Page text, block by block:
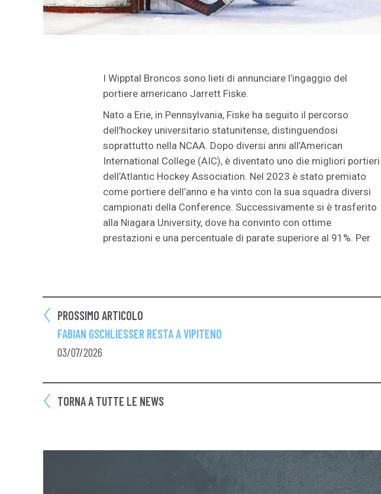
I Wipptal Broncos sono lieti di annunciare l’ingaggio del
portiere americano Jarrett Fiske.
Nato a Erie, in Pennsylvania, Fiske ha seguito il percorso
dell’hockey universitario statunitense, distinguendosi
soprattutto nella NCAA. Dopo diversi anni all’American
International College (AIC), è diventato uno die migliori portieri
dell’Atlantic Hockey Association. Nel 2023 è stato premiato
come portiere dell’anno e ha vinto con la sua squadra diversi
campionati della Conference. Successivamente si è trasferito
alla Niagara University, dove ha convinto con ottime
prestazioni e una percentuale di parate superiore al 91%. Per
PROSSIMO ARTICOLO
FABIAN GSCHLIESSER RESTA A VIPITENO
03/07/2026
TORNA A TUTTE LE NEWS